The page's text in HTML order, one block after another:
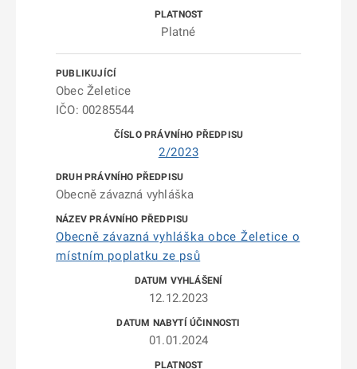
Platné
Obec Želetice
IČO: 00285544
2/2023
Obecně závazná vyhláška
Obecně závazná vyhláška obce Želetice o
místním poplatku ze psů
12.12.2023
01.01.2024